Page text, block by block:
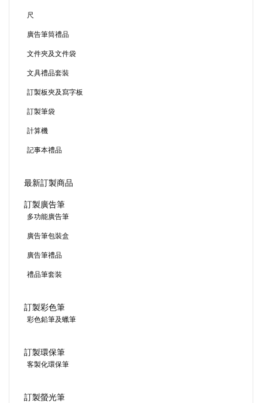
尺
廣告筆筒禮品
文件夾及文件袋
文具禮品套裝
訂製板夾及寫字板
訂製筆袋
計算機
記事本禮品
最新訂製商品
訂製廣告筆
多功能廣告筆
廣告筆包裝盒
廣告筆禮品
禮品筆套裝
訂製彩色筆
彩色鉛筆及蠟筆
訂製環保筆
客製化環保筆
訂製螢光筆